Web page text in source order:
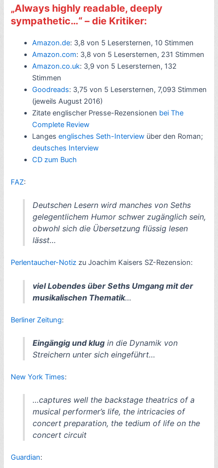
„Always highly readable, deeply
sympathetic…“ – die Kritiker:
Amazon.de: 3,8 von 5 Lesersternen, 10 Stimmen
Amazon.com: 3,8 von 5 Lesersternen, 231 Stimmen
Amazon.co.uk: 3,9 von 5 Lesersternen, 132
Stimmen
Goodreads: 3,75 von 5 Lesersternen, 7,093 Stimmen
(jeweils August 2016)
Zitate englischer Presse-Rezensionen bei The
Complete Review
Langesenglisches Seth-Interview über den Roman;
deutsches Interview
CD zum Buch
FAZ:
Deutschen Lesern wird manches von Seths
gelegentlichem Humor schwer zugänglich sein,
obwohl sich die Übersetzung flüssig lesen
lässt…
Perlentaucher-Notiz zu Joachim Kaisers SZ-Rezension:
viel Lobendes über Seths Umgang mit der
musikalischen Thematik…
Berliner Zeitung:
Eingängig und klugin die Dynamik von
Streichern unter sich eingeführt…
New York Times:
…captures well the backstage theatrics of a
musical performer’s life, the intricacies of
concert preparation, the tedium of life on the
concert circuit
Guardian: